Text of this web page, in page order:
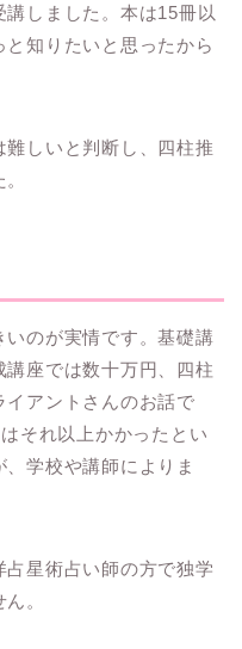
しました。本は15冊以
と知りたいと思ったから
しいと判断し、四柱推
のが実情です。基礎講
座では数十万円、四柱
アントさんのお話で
それ以上かかったとい
学校や講師によりま
星術占い師の方で独学
。